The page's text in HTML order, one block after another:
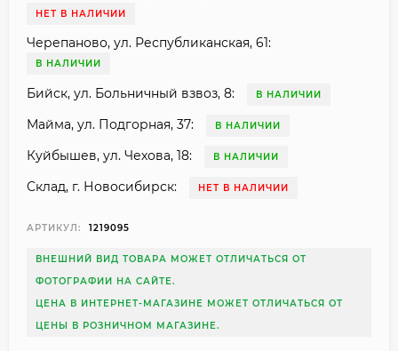
НЕТ В НАЛИЧИИ
Черепаново, ул. Республиканская, 61:
В НАЛИЧИИ
Бийск, ул. Больничный взвоз, 8: В НАЛИЧИИ
Майма, ул. Подгорная, 37: В НАЛИЧИИ
Куйбышев, ул. Чехова, 18: В НАЛИЧИИ
Склад, г. Новосибирск: НЕТ В НАЛИЧИИ
АРТИКУЛ: 1219095
ВНЕШНИЙ ВИД ТОВАРА МОЖЕТ ОТЛИЧАТЬСЯ ОТ
ФОТОГРАФИИ НА САЙТЕ.
ЦЕНА В ИНТЕРНЕТ-МАГАЗИНЕ МОЖЕТ ОТЛИЧАТЬСЯ ОТ
ЦЕНЫ В РОЗНИЧНОМ МАГАЗИНЕ.